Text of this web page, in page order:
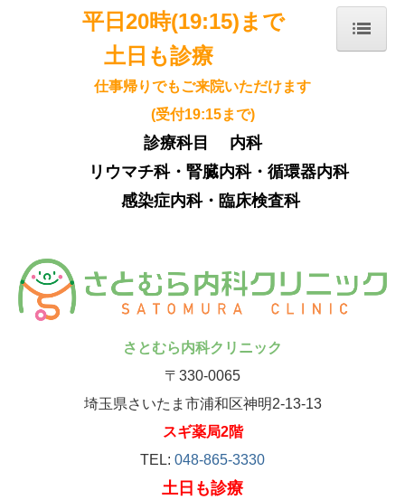
施設・設備のご案内
採用情報
平日20時(19:15)まで
土日も診療
仕事帰りでもご来院いただけます
(受付19:15まで)
診療科目 内科
リウマチ科・腎臓内科・循環器内科
感染症内科・臨床検査科
さとむら内科クリニック
〒330-0065
埼玉県さいたま市浦和区神明2-13-13
スギ薬局2階
TEL: 048-865-3330
土日も診療